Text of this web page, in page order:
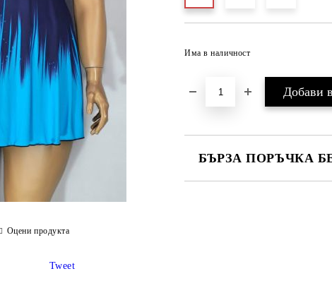
Има в наличност
БЪРЗА ПОРЪЧКА
Оцени продукта
Tweet